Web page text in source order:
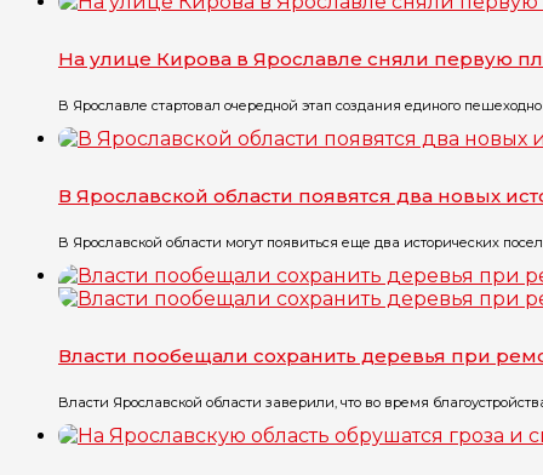
На улице Кирова в Ярославле сняли первую
В Ярославле стартовал очередной этап создания единого
В Ярославской области появятся два новых
В Ярославской области могут появиться еще два исторических
Власти пообещали сохранить деревья при
Власти Ярославской области заверили, что во время